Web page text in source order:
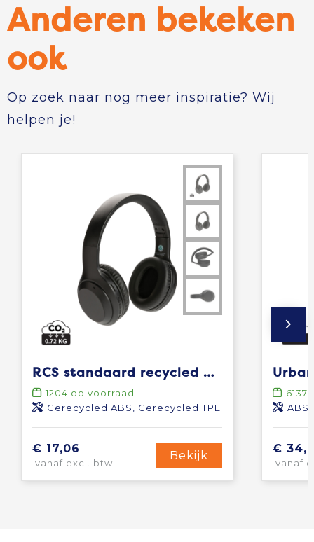
Anderen bekeken
ook
Op zoek naar nog meer inspiratie? Wij
helpen je!
RCS standaard recycled plastic hoofdtelefoon
1204 op voorraad
Gerecycled ABS, Gerecycled TPE
€ 17,06
vanaf excl. btw
Bekijk
6137
ABS,
€
vanaf